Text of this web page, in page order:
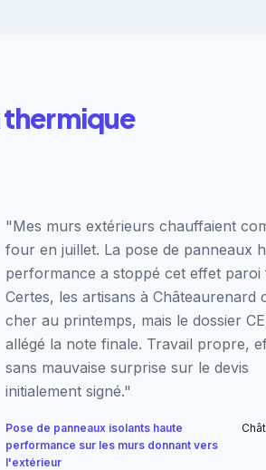
thermique
"Mes murs extérieurs chauffaient
four en juillet. La pose de panneaux
performance a stoppé cet effet paroi
Certes, les artisans à Châteaurenard
cher au printemps, mais le dossier
allégé la note finale. Travail propre,
sans mauvaise surprise sur le devis
initialement signé."
Pose de panneaux isolants haute
performance sur les murs donnant vers
l'extérieur